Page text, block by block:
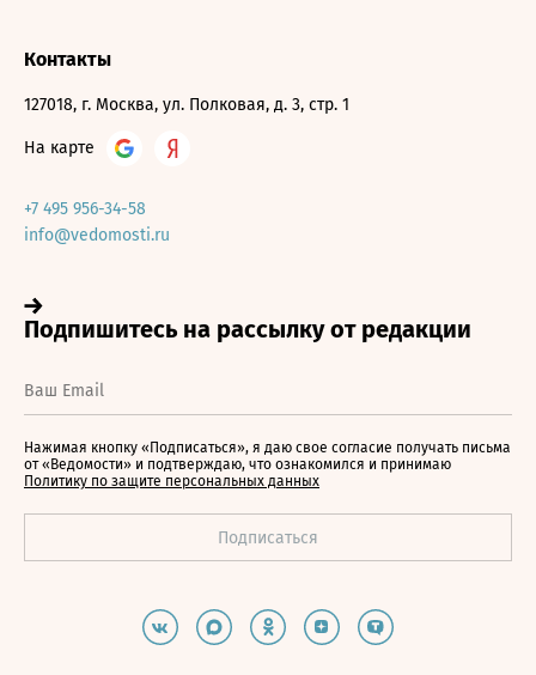
Контакты
127018, г. Москва, ул. Полковая, д. 3, стр. 1
На карте
+7 495 956-34-58
info@vedomosti.ru
Нажимая кнопку «Подписаться», я даю свое согласие получать письма
от «Ведомости» и подтверждаю, что ознакомился и принимаю
Политику по защите персональных данных